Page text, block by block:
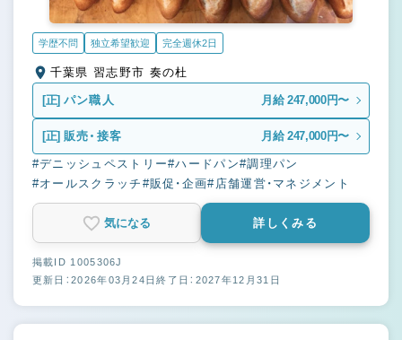
学歴不問 独立希望歓迎 完全週休2日
千葉県 習志野市 奏の杜
[正] パン職人 月給 247,000円〜
[正] 販売・接客 月給 247,000円〜
#デニッシュペストリー#ハードパン#調理パン
#オールスクラッチ #販促・企画#店舗運営・マネジメント
気になる 詳しくみる
掲載ID 1005306J
更新日：2026年03月24日終了日：2027年12月31日